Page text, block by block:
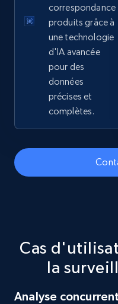
TikTok Shop -
URL, Title, Available,
price, Final price,
correspondance
produits grâce à
une technologie
d'IA avancée
pour des
données
précises et
complètes.
Cas
la
Analyse